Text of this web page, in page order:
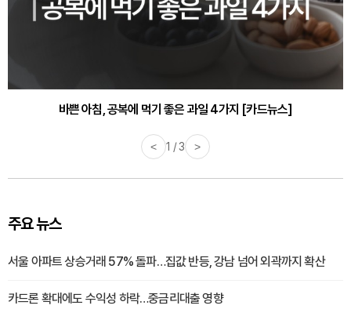
바쁜 아침, 공복에 먹기 좋은 과일 4가지 [카드뉴스]
30대부터 유병률 2배...여자에게 꼭 필요한 검사는? [카드뉴스]
< 1 / 3 >
주요 뉴스
서울 아파트 상승거래 57% 돌파…집값 반등, 강남 넘어 외곽까지 확산
카드론 확대에도 수익성 하락…중금리대출 영향